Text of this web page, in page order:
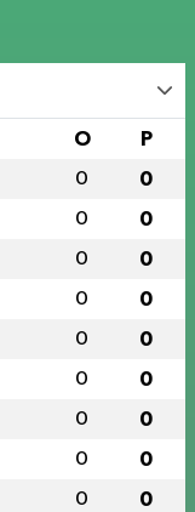
O P
0 0
0 0
0 0
0 0
0 0
0 0
0 0
0 0
0 0